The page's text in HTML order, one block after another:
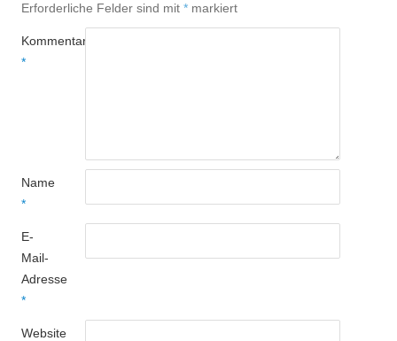
Erforderliche Felder sind mit * markiert
Kommentar
*
Name
*
E-
Mail-
Adresse
*
Website